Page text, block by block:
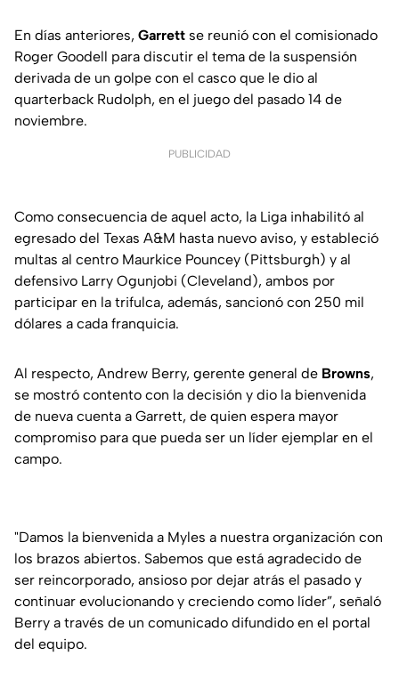
En días anteriores, Garrett se reunió con el comisionado
Roger Goodell para discutir el tema de la suspensión
derivada de un golpe con el casco que le dio al
quarterback Rudolph, en el juego del pasado 14 de
noviembre.
PUBLICIDAD
Como consecuencia de aquel acto, la Liga inhabilitó al
egresado del Texas A&M hasta nuevo aviso, y estableció
multas al centro Maurkice Pouncey (Pittsburgh) y al
defensivo Larry Ogunjobi (Cleveland), ambos por
participar en la trifulca, además, sancionó con 250 mil
dólares a cada franquicia.
Al respecto, Andrew Berry, gerente general de Browns,
se mostró contento con la decisión y dio la bienvenida
de nueva cuenta a Garrett, de quien espera mayor
compromiso para que pueda ser un líder ejemplar en el
campo.
"Damos la bienvenida a Myles a nuestra organización con
los brazos abiertos. Sabemos que está agradecido de
ser reincorporado, ansioso por dejar atrás el pasado y
continuar evolucionando y creciendo como líder”, señaló
Berry a través de un comunicado difundido en el portal
del equipo.